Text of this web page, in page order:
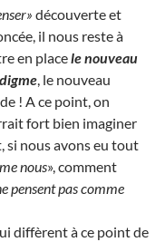
découverte et
il nous reste à
en placele nouveau
, le nouveau
! A ce point, on
fort bien imaginer
si nous avons eu tout
nous», comment
pensent pas comme
diffèrent à ce point de